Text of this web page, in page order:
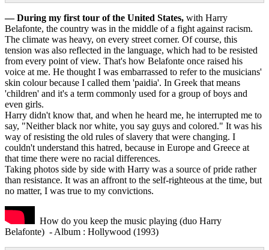
— During my first tour of the United States, with Harry
Belafonte, the country was in the middle of a fight against racism.
The climate was heavy, on every street corner. Of course, this
tension was also reflected in the language, which had to be resisted
from every point of view. That's how Belafonte once raised his
voice at me. He thought I was embarrassed to refer to the musicians'
skin colour because I called them 'paidia'. In Greek that means
'children' and it's a term commonly used for a group of boys and
even girls.
Harry didn't know that, and when he heard me, he interrupted me to
say, "Neither black nor white, you say guys and colored." It was his
way of resisting the old rules of slavery that were changing. I
couldn't understand this hatred, because in Europe and Greece at
that time there were no racial differences.
Taking photos side by side with Harry was a source of pride rather
than resistance. It was an affront to the self-righteous at the time, but
no matter, I was true to my convictions.
How do you keep the music playing (duo Harry
Belafonte) - Album : Hollywood (1993)